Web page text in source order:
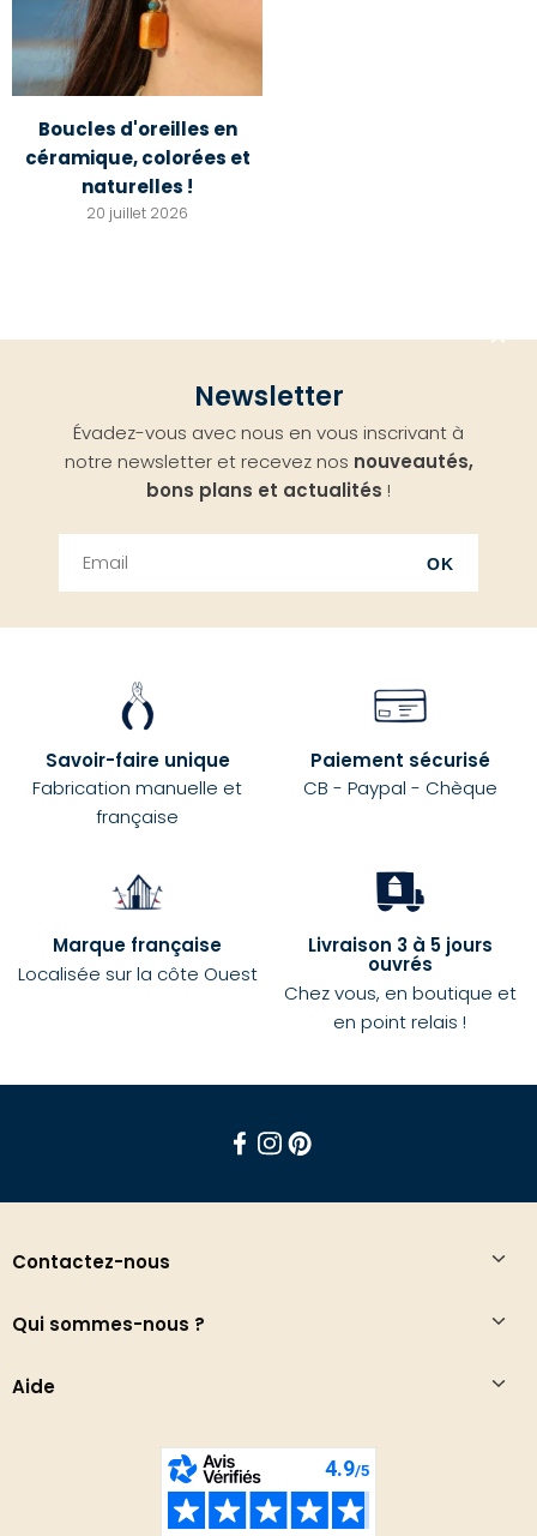
Boucles d'oreilles en
céramique, colorées et
naturelles !
20 juillet 2026
Newsletter
Évadez-vous avec nous en vous inscrivant à
notre newsletter et recevez nos nouveautés,
bons plans et actualités !
OK
Savoir-faire unique
Fabrication manuelle et
française
Paiement sécurisé
CB - Paypal - Chèque
Marque française
Localisée sur la côte Ouest
Livraison 3 à 5 jours
ouvrés
Chez vous, en boutique et
en point relais !
Contactez-nous
Qui sommes-nous ?
Aide